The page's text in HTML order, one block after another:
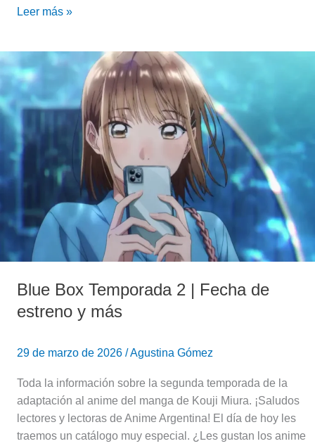
Leer más »
Blue Box Temporada 2 | Fecha de
estreno y más
29 de marzo de 2026 /Agustina Gómez
Toda la información sobre la segunda temporada de la
adaptación al anime del manga de Kouji Miura. ¡Saludos
lectores y lectoras de Anime Argentina! El día de hoy les
traemos un catálogo muy especial. ¿Les gustan los anime
Box
Temporada
2
|
Fecha
estreno
más